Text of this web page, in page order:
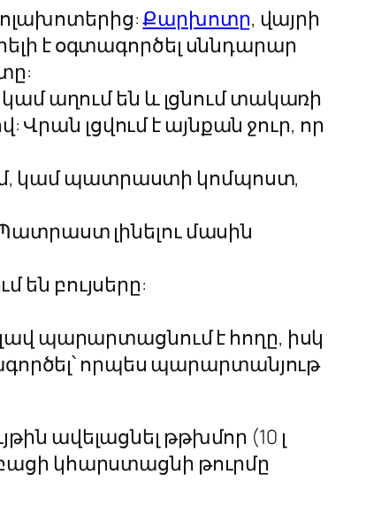
Քարխոտը, վայրի
է օգտագործել սննդարար
աղում են և լցնում տակառի
լցվում է այնքան ջուր, որ
կամ պատրաստի կոմպոստ,
լինելու մասին
են բույսերը:
պարարտացնում է հողը, իսկ
որպես պարարտանյութ
ավելացնել թթխմոր (10 լ
կհարստացնի թուրմը